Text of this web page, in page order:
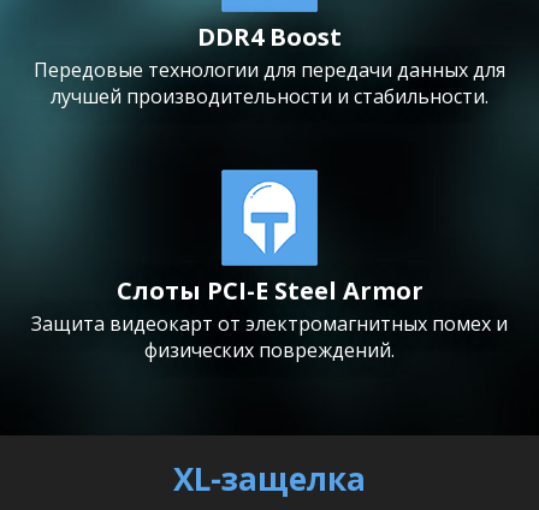
DDR4 Boost
Передовые технологии для передачи данных для
лучшей производительности и стабильности.
Слоты PCI-E Steel Armor
Защита видеокарт от электромагнитных помех и
физических повреждений.
XL-защелка